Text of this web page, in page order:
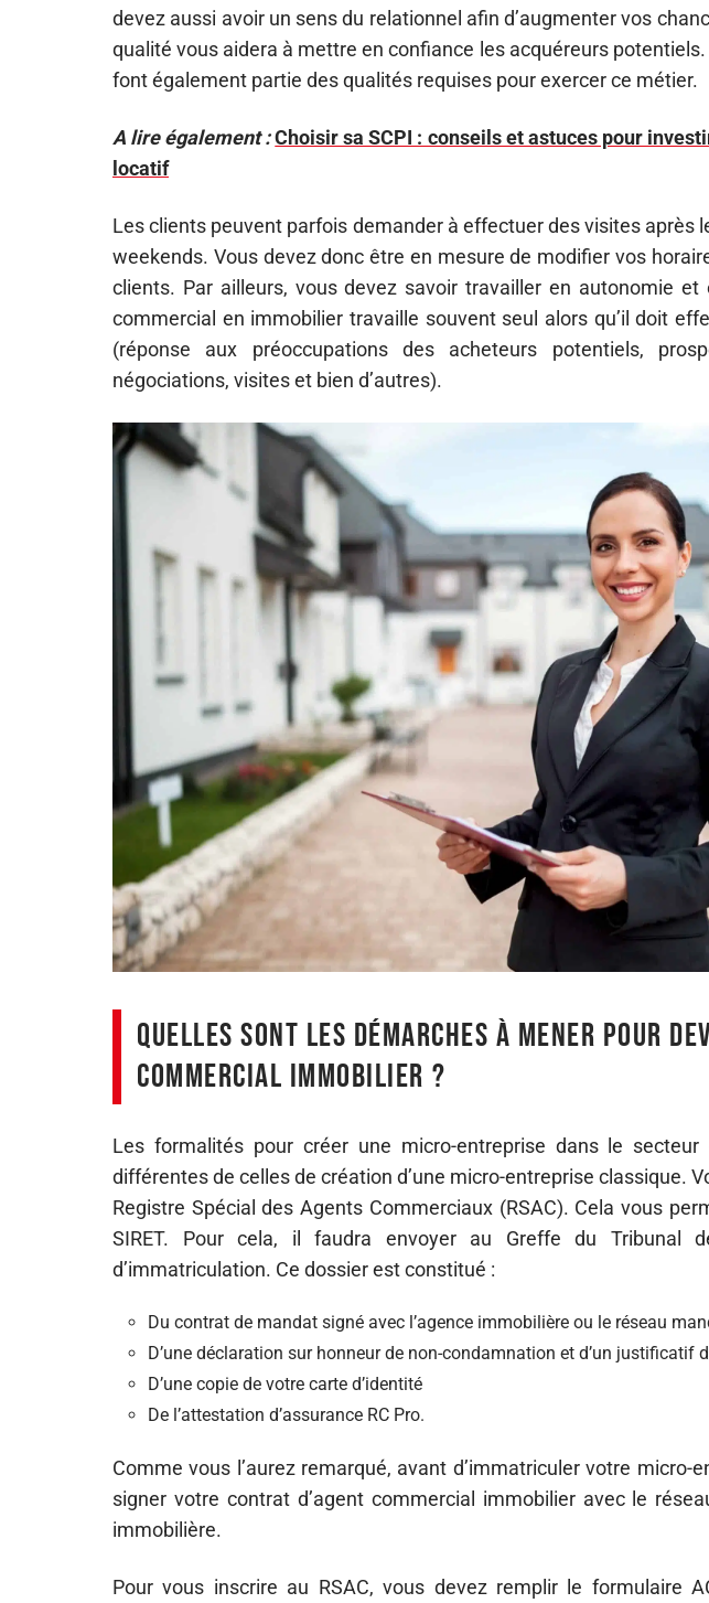
devez aussi avoir un sens du relationnel afin d’augmenter vos
qualité vous aidera à mettre en confiance les acquéreurs
font également partie des qualités requises pour exercer ce métier.
A lire également :Choisir sa SCPI : conseils et astuces pour
locatif
Les clients peuvent parfois demander à effectuer des visites après
weekends. Vous devez donc être en mesure de modifier vos
clients. Par ailleurs, vous devez savoir travailler en autonomie
commercial en immobilier travaille souvent seul alors qu’il doit
(réponse aux préoccupations des acheteurs potentiels,
négociations, visites et bien d’autres).
Quelles sont les démarches à mener pour
commercial immobilier ?
Les formalités pour créer une micro-entreprise dans le
différentes de celles de création d’une micro-entreprise classique.
Registre Spécial des Agents Commerciaux (RSAC). Cela vous
SIRET. Pour cela, il faudra envoyer au Greffe du Tribunal
d’immatriculation. Ce dossier est constitué :
Du contrat de mandat signé avec l’agence immobilière ou le réseau
D’une déclaration sur honneur de non-condamnation et d’un justificatif
D’une copie de votre carte d’identité
De l’attestation d’assurance RC Pro.
Comme vous l’aurez remarqué, avant d’immatriculer votre micro-
signer votre contrat d’agent commercial immobilier avec le
immobilière.
Pour vous inscrire au RSAC, vous devez remplir le formulaire